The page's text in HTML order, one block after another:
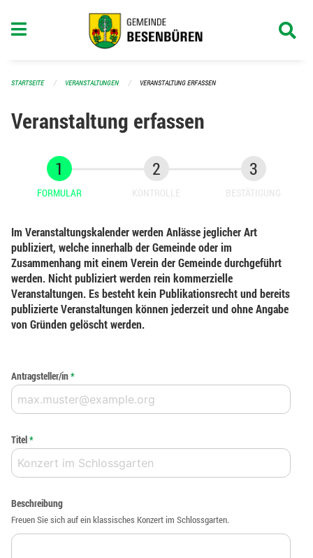
STARTSEITE VERANSTALTUNGEN VERANSTALTUNG ERFASSEN
Veranstaltung erfassen
FORMULAR KONTROLLE BESTÄTIGUNG
Im Veranstaltungskalender werden Anlässe jeglicher Art
publiziert, welche innerhalb der Gemeinde oder im
Zusammenhang mit einem Verein der Gemeinde durchgeführt
werden. Nicht publiziert werden rein kommerzielle
Veranstaltungen. Es besteht kein Publikationsrecht und bereits
publizierte Veranstaltungen können jederzeit und ohne Angabe
von Gründen gelöscht werden.
Antragsteller/in*
Titel*
Beschreibung
Freuen Sie sich auf ein klassisches Konzert im Schlossgarten.